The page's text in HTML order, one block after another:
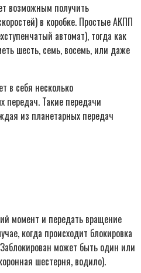
возможным получить
в коробке. Простые АКПП
автомат), тогда как
шесть, семь, восемь, или даже
в себя несколько
передач. Такие передачи
из планетарных передач
момент и передать вращение
когда происходит блокировка
может быть один или
шестерня, водило).